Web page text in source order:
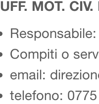
UFF. MOT.
Compiti o
email:
telefono: